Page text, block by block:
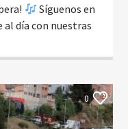
Síguenos en
día con nuestras
0